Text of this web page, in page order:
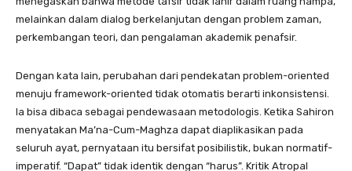
melainkan dalam dialog berkelanjutan dengan problem zaman,
perkembangan teori, dan pengalaman akademik penafsir.
Dengan kata lain, perubahan dari pendekatan problem-oriented
menuju framework-oriented tidak otomatis berarti inkonsistensi.
Ia bisa dibaca sebagai pendewasaan metodologis. Ketika Sahiron
menyatakan Ma’na-Cum-Maghza dapat diaplikasikan pada
seluruh ayat, pernyataan itu bersifat posibilistik, bukan normatif-
imperatif. “Dapat” tidak identik dengan “harus”. Kritik Atropal